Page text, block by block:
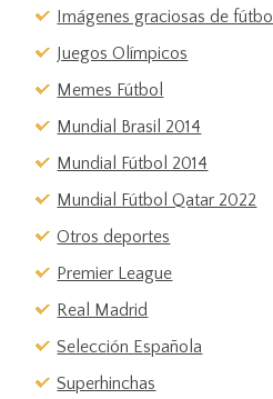
Imágenes graciosas de fútbol
Juegos Olímpicos
Memes Fútbol
Mundial Brasil 2014
Mundial Fútbol 2014
Mundial Fútbol Qatar 2022
Otros deportes
Premier League
Real Madrid
Selección Española
Superhinchas